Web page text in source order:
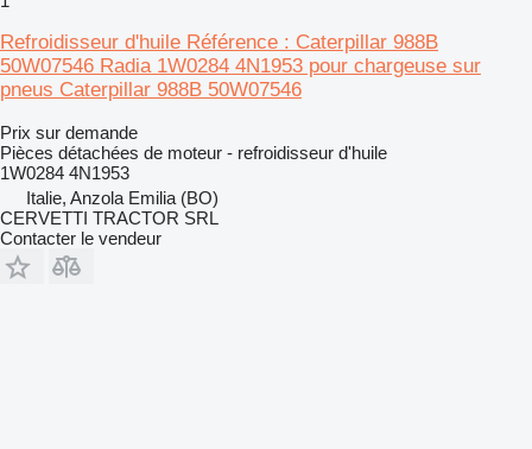
Refroidisseur d'huile Référence : Caterpillar 988B
50W07546 Radia 1W0284 4N1953 pour chargeuse sur
pneus Caterpillar 988B 50W07546
Prix sur demande
Pièces détachées de moteur - refroidisseur d'huile
1W0284 4N1953
Italie, Anzola Emilia (BO)
CERVETTI TRACTOR SRL
Contacter le vendeur